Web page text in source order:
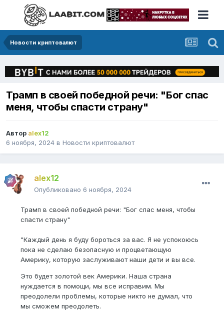
Новости криптовалют
Трамп в своей победной речи: "Бог спас
меня, чтобы спасти страну"
Автор alex12
6 ноября, 2024 в Новости криптовалют
alex12
Опубликовано 6 ноября, 2024
Трамп в своей победной речи: "Бог спас меня, чтобы
спасти страну"
"Каждый день я буду бороться за вас. Я не успокоюсь
пока не сделаю безопасную и процветающую
Америку, которую заслуживают наши дети и вы все.
Это будет золотой век Америки. Наша страна
нуждается в помощи, мы все исправим. Мы
преодолели проблемы, которые никто не думал, что
мы сможем преодолеть.